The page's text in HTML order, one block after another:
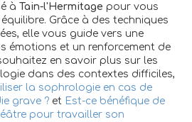
à Tain-l'Hermitage pour vous
Grâce à des techniques
elle vous guide vers une
émotions et un renforcement de
en savoir plus sur les
dans des contextes difficiles,
la sophrologie en cas de
grave ? et Est-ce bénéfique de
pour travailler son